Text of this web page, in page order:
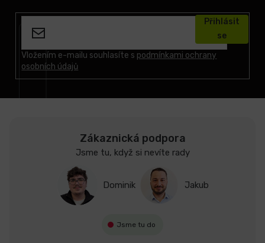
Vložením e-mailu souhlasíte s podmínkami ochrany
osobních údajů
Přihlásit
se
Zákaznická podpora
Jsme tu, když si nevíte rady
Dominik Jakub
Jsme tu do